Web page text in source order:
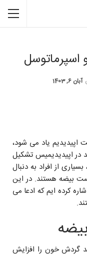
آبان 6, 1403
اپیدیدیم یاد می شود،
در اپیدیدیمیس تشکیل
از افراد به دنبال
بیضه هستند. در این
اشاره کرده ایم که ادعا می
گردش خون را افزایش